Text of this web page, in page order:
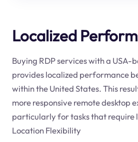
Localized
Buying RDP services with a USA-
provides localized performance
within the United States. This
more responsive remote desktop
particularly for tasks that require
Location Flexibility